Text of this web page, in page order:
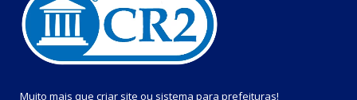
Muito mais que criar site ou sistema para prefeituras!